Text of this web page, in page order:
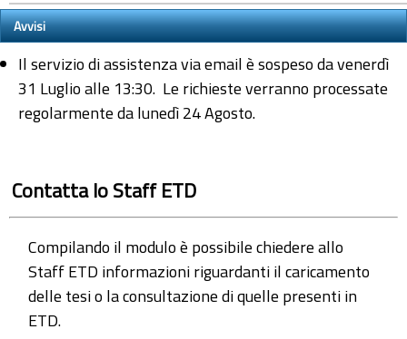
Avvisi
Il servizio di assistenza via email è sospeso da venerdì
31 Luglio alle 13:30. Le richieste verranno processate
regolarmente da lunedì 24 Agosto.
Contatta lo Staff ETD
Compilando il modulo è possibile chiedere allo
Staff ETD informazioni riguardanti il caricamento
delle tesi o la consultazione di quelle presenti in
ETD.